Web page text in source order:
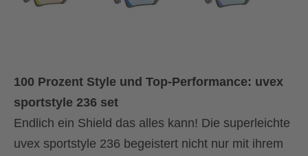
100 Prozent Style und Top-Performance: uvex
sportstyle 236 set
Endlich ein Shield das alles kann! Die superleichte
uvex sportstyle 236 begeistert nicht nur mit ihrem